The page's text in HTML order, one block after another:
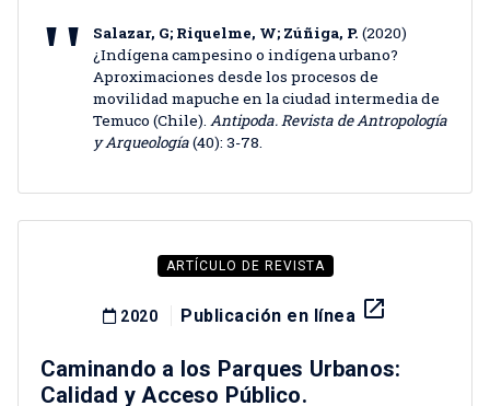
Salazar, G; Riquelme, W; Zúñiga, P. (2020)
¿Indígena campesino o indígena urbano?
Aproximaciones desde los procesos de
movilidad mapuche en la ciudad intermedia de
Temuco (Chile). Antipoda. Revista de Antropología
y Arqueología(40): 3-78.
ARTÍCULO DE REVISTA
2020 Publicación en línea launch
Caminando a los Parques Urbanos:
Calidad y Acceso Público.